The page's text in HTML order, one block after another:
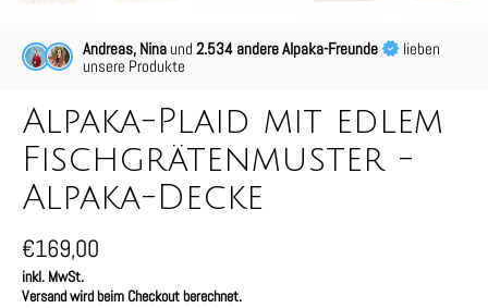
Andreas, Ninaund2.534 andere Alpaka-Freunde
lieben
unsere Produkte
Alpaka-Plaid mit edlem
Fischgrätenmuster -
Alpaka-Decke
€169,00
inkl. MwSt.
Versand wird beim Checkout berechnet.